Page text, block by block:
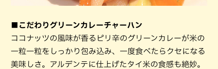
■こだわりグリーンカレーチャーハン
ココナッツの風味が香るピリ辛のグリーンカレーが米の
一粒一粒をしっかり包み込み、一度食べたらクセになる
美味しさ。アルデンテに仕上げたタイ米の食感も絶妙。